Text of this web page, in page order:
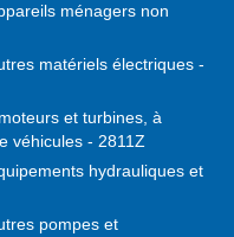
ménagers non
matériels électriques -
et turbines, à
véhicules - 2811Z
hydrauliques et
pompes et